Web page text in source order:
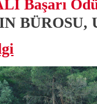
Başarı
BÜROSU,